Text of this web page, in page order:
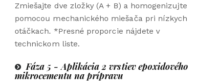
Zmiešajte dve zložky (A + B) a homogenizujte
pomocou mechanického miešača pri nízkych
otáčkach. *Presné proporcie nájdete v
technickom liste.
Fáza 5 - Aplikácia 2 vrstiev epoxidového
mikrocementu na prípravu